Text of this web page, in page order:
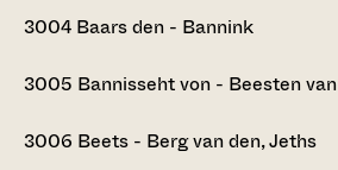
3004 Baars den - Bannink
3005 Bannisseht von - Beesten van
3006 Beets - Berg van den, Jeths